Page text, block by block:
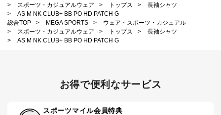
>
スポーツ・カジュアルウェア > トップス >
長袖シャツ
>
AS M NK CLUB+ BB PO HD PATCH G
総合TOP
> MEGA SPORTS >
ウェア・スポーツ・カジュアル
>
スポーツ・カジュアルウェア > トップス >
長袖シャツ
>
AS M NK CLUB+ BB PO HD PATCH G
お得で便利なサービス
スポーツマイル会員特典